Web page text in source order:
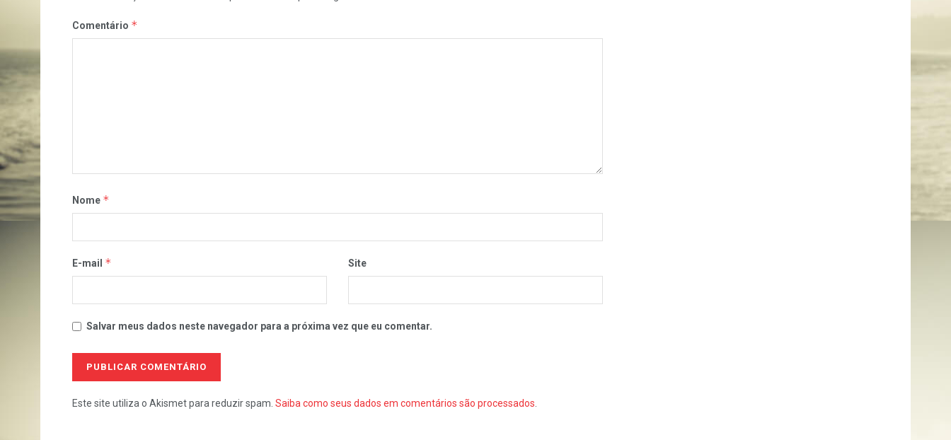
Comentário *
Nome *
E-mail * Site
Salvar meus dados neste navegador para a próxima vez que eu comentar.
Este site utiliza o Akismet para reduzir spam. Saiba como seus dados em comentários são processados